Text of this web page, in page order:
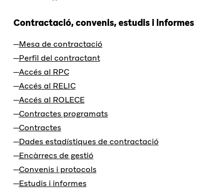
Contractació, convenis, estudis i informes
Mesa de contractació
Perfil del contractant
Accés al RPC
Accés al RELIC
Accés al ROLECE
Contractes programats
Contractes
Dades estadístiques de contractació
Encàrrecs de gestió
Convenis i protocols
Estudis i informes